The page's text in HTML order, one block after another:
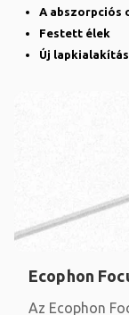
A abszorpciós
Festett élek
Új
Ecophon
Az Ecophon